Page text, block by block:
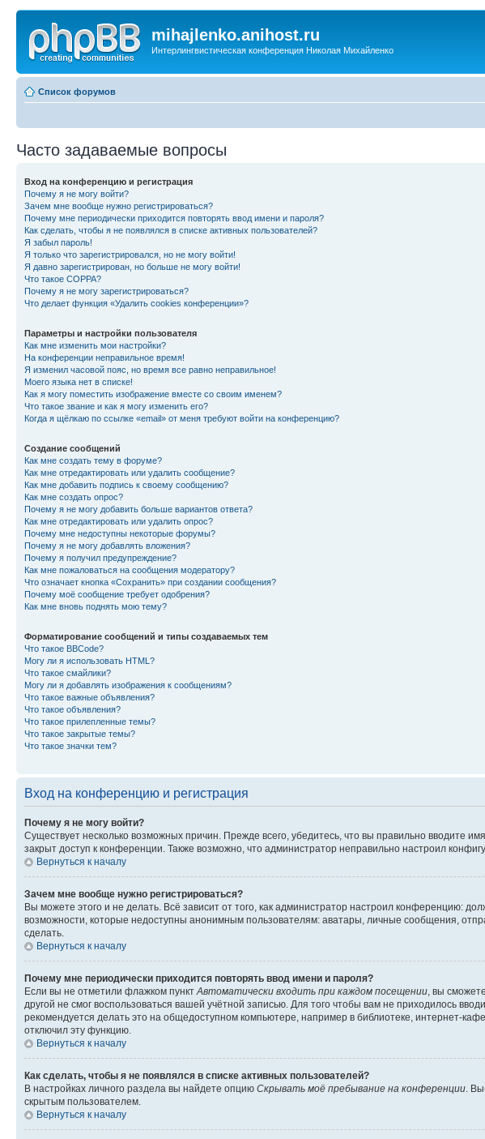
mihajlenko.anihost.ru
Интерлингвистическая конференция Николая Михайленко
Список форумов
Часто задаваемые вопросы
Вход на конференцию и регистрация
Почему я не могу войти?
Зачем мне вообще нужно регистрироваться?
Почему мне периодически приходится повторять ввод имени и пароля?
Как сделать, чтобы я не появлялся в списке активных пользователей?
Я забыл пароль!
Я только что зарегистрировался, но не могу войти!
Я давно зарегистрирован, но больше не могу войти!
Что такое COPPA?
Почему я не могу зарегистрироваться?
Что делает функция «Удалить cookies конференции»?
Параметры и настройки пользователя
Как мне изменить мои настройки?
На конференции неправильное время!
Я изменил часовой пояс, но время все равно неправильное!
Моего языка нет в списке!
Как я могу поместить изображение вместе со своим именем?
Что такое звание и как я могу изменить его?
Когда я щёлкаю по ссылке «email» от меня требуют войти на конференцию?
Создание сообщений
Как мне создать тему в форуме?
Как мне отредактировать или удалить сообщение?
Как мне добавить подпись к своему сообщению?
Как мне создать опрос?
Почему я не могу добавить больше вариантов ответа?
Как мне отредактировать или удалить опрос?
Почему мне недоступны некоторые форумы?
Почему я не могу добавлять вложения?
Почему я получил предупреждение?
Как мне пожаловаться на сообщения модератору?
Что означает кнопка «Сохранить» при создании сообщения?
Почему моё сообщение требует одобрения?
Как мне вновь поднять мою тему?
Форматирование сообщений и типы создаваемых тем
Что такое BBCode?
Могу ли я использовать HTML?
Что такое смайлики?
Могу ли я добавлять изображения к сообщениям?
Что такое важные объявления?
Что такое объявления?
Что такое прилепленные темы?
Что такое закрытые темы?
Что такое значки тем?
Вход на конференцию и регистрация
Почему я не могу войти?
Существует несколько возможных причин. Прежде всего, убедитесь, что вы правильно вводите
закрыт доступ к конференции. Также возможно, что администратор неправильно настроил
Вернуться к началу
Зачем мне вообще нужно регистрироваться?
Вы можете этого и не делать. Всё зависит от того, как администратор настроил конференцию:
возможности, которые недоступны анонимным пользователям: аватары, личные сообщения,
сделать.
Вернуться к началу
Почему мне периодически приходится повторять ввод имени и пароля?
Если вы не отметили флажком пункт Автоматически входить при каждом посещении , вы
другой не смог воспользоваться вашей учётной записью. Для того чтобы вам не приходилось
рекомендуется делать это на общедоступном компьютере, например в библиотеке, интернет-
отключил эту функцию.
Вернуться к началу
Как сделать, чтобы я не появлялся в списке активных пользователей?
В настройках личного раздела вы найдете опцию Скрывать моё пребывание на конференции .
скрытым пользователем.
Вернуться к началу